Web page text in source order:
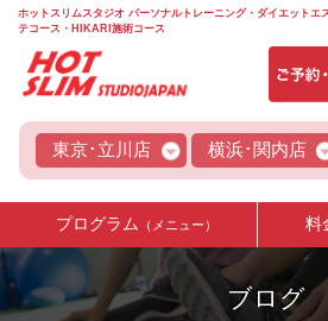
ホットスリムスタジオ パーソナルトレーニング・ダイエットエ
テコース・HIKARI施術コース
東京･立川店 横浜･関内店
プログラム （メニュー） 料
ブログ